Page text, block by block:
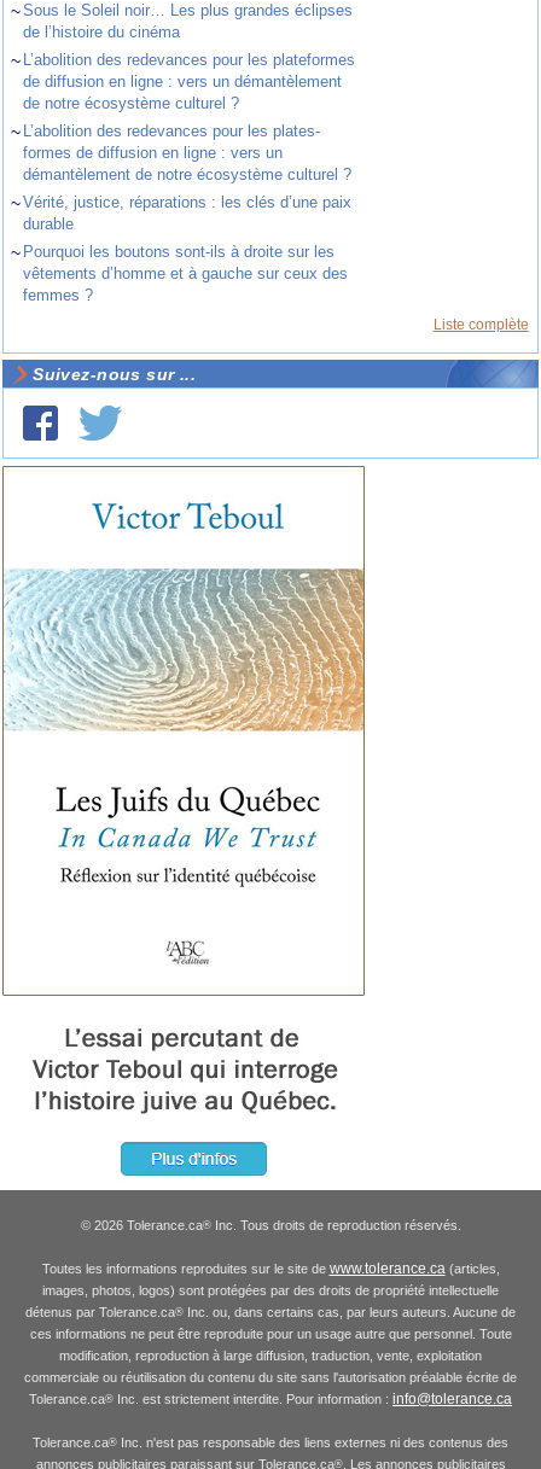
~Sous le Soleil noir… Les plus grandes éclipses
de l’histoire du cinéma
~ L’abolition des redevances pour les plateformes
de diffusion en ligne : vers un démantèlement
de notre écosystème culturel ?
~ L’abolition des redevances pour les plates-
formes de diffusion en ligne : vers un
démantèlement de notre écosystème culturel ?
~Vérité, justice, réparations : les clés d’une paix
durable
~ Pourquoi les boutons sont-ils à droite sur les
vêtements d’homme et à gauche sur ceux des
femmes ?
Liste complète
Suivez-nous sur ...
© 2026 Tolerance.ca®Inc. Tous droits de reproduction réservés.
Toutes les informations reproduites sur le site de www.tolerance.ca(articles,
images, photos, logos) sont protégées par des droits de propriété intellectuelle
détenus par Tolerance.ca® Inc. ou, dans certains cas, par leurs auteurs. Aucune de
ces informations ne peut être reproduite pour un usage autre que personnel. Toute
modification, reproduction à large diffusion, traduction, vente, exploitation
commerciale ou réutilisation du contenu du site sans l'autorisation préalable écrite de
Tolerance.ca® Inc. est strictement interdite. Pour information : info@tolerance.ca
Tolerance.ca® Inc. n'est pas responsable des liens externes ni des contenus des
annonces publicitaires paraissant sur Tolerance.ca®. Les annonces publicitaires